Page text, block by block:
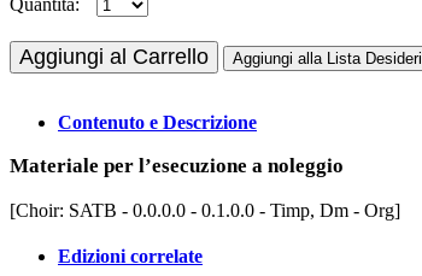
Quantità:
Aggiungi al Carrello Aggiungi alla Lista Desideri
Contenuto e Descrizione
Materiale per l’esecuzione a noleggio
[Choir: SATB - 0.0.0.0 - 0.1.0.0 - Timp, Dm - Org]
Edizioni correlate